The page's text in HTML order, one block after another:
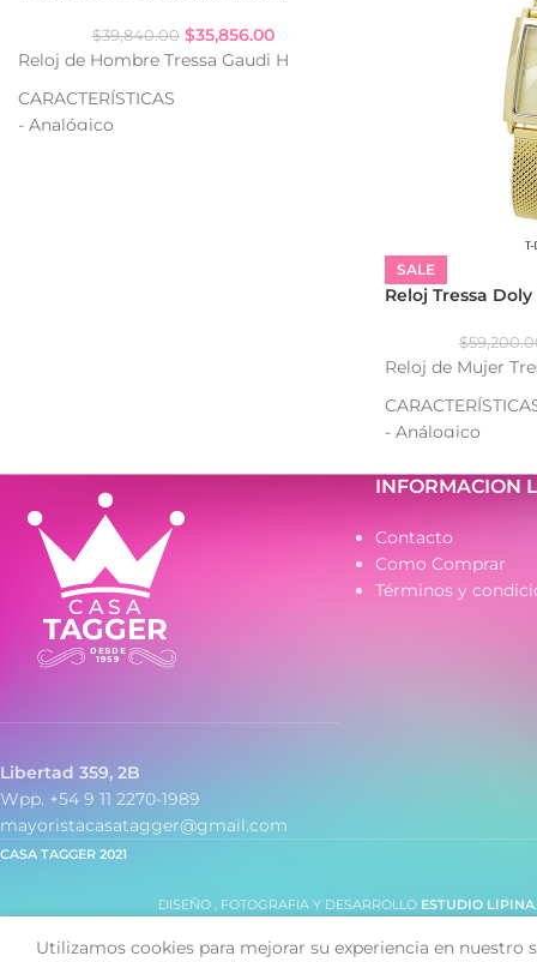
$39,840.00 $35,856.00
Reloj de Hombre Tressa Gaudi H
CARACTERÍSTICAS
- Analógico
SALE
Reloj Tressa
$
Reloj de Mujer
- Análogico
- Cuadrante
- Malla tejida de
Libertad 359, 2B
Wpp. +54 9 11 2270-1989
mayoristacasatagger@gmail.com
INFORMACION
Contacto
Como Comprar
Términos y
CASA TAGGER 2021
DISEÑO , FOTOGRAFIA Y DESARROLLO ESTUDIO LIPINA
Utilizamos cookies para mejorar su experiencia en